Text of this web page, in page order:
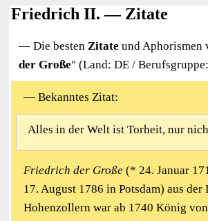
Friedrich II. — Zitate
— Die besten Zitate und Aphorismen
der Große" (Land: DE /
— Bekanntes Zitat:
Alles in der Welt ist Torheit, nur
Friedrich der Große(* 24. Januar
17. August 1786 in Potsdam) aus der
Hohenzollern war ab 1740 König